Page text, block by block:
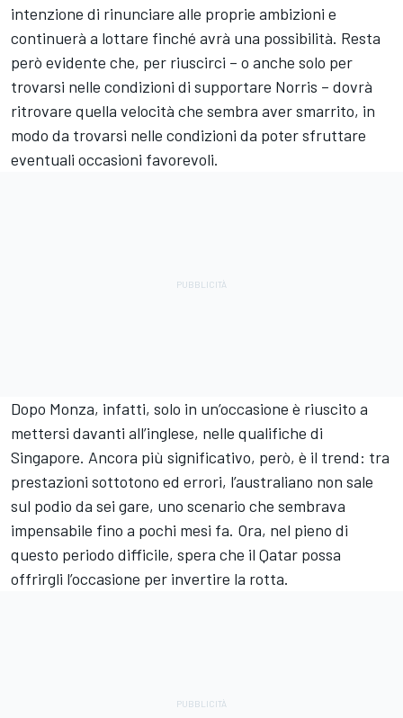
intenzione di rinunciare alle proprie ambizioni e
continuerà a lottare finché avrà una possibilità. Resta
però evidente che, per riuscirci – o anche solo per
trovarsi nelle condizioni di supportare Norris – dovrà
ritrovare quella velocità che sembra aver smarrito, in
modo da trovarsi nelle condizioni da poter sfruttare
eventuali occasioni favorevoli.
Dopo Monza, infatti, solo in un’occasione è riuscito a
mettersi davanti all’inglese, nelle qualifiche di
Singapore. Ancora più significativo, però, è il trend: tra
prestazioni sottotono ed errori, l’australiano non sale
sul podio da sei gare, uno scenario che sembrava
impensabile fino a pochi mesi fa. Ora, nel pieno di
questo periodo difficile, spera che il Qatar possa
offrirgli l’occasione per invertire la rotta.